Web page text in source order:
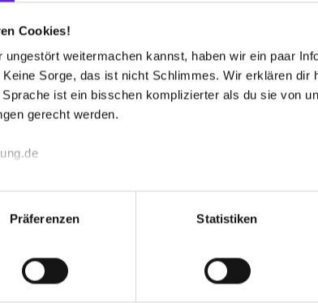
Cookies!
weitermachen kannst, haben wir ein paar
Sorge, das ist nicht Schlimmes. Wir erklären dir
ist ein bisschen komplizierter als du sie von
gerecht werden.
Funktion unserer Webseite („Notwendig“), um von
speichern ( „Präferenzen“), die Zugriffe auf unsere
mit weiteren Daten zusammen, die du
Präferenzen Statistiken
Ton) (m/w/d)